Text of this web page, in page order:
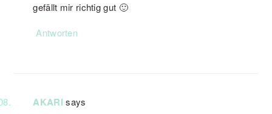
gefällt mir richtig gut 🙂
Antworten
AKARI says